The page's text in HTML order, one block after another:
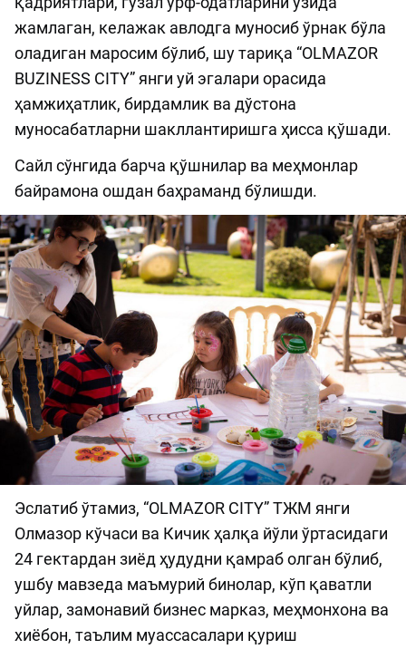
жамлаган, келажак авлодга муносиб ўрнак бўла
оладиган маросим бўлиб, шу тариқа “OLMAZOR
BUZINESS CITY” янги уй эгалари орасида
ҳамжиҳатлик, бирдамлик ва дўстона
муносабатларни шакллантиришга ҳисса қўшади.
Сайл сўнгида барча қўшнилар ва меҳмонлар
байрамона ошдан баҳраманд бўлишди.
Эслатиб ўтамиз, “OLMAZOR CITY” ТЖМ янги
Олмазор кўчаси ва Кичик ҳалқа йўли ўртасидаги
24 гектардан зиёд ҳудудни қамраб олган бўлиб,
ушбу мавзеда маъмурий бинолар, кўп қаватли
уйлар, замонавий бизнес марказ, меҳмонхона ва
хиёбон, таълим муассасалари қуриш